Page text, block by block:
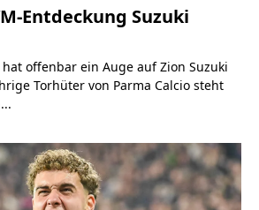
Entdeckung Suzuki
offenbar ein Auge auf Zion Suzuki
Torhüter von Parma Calcio steht